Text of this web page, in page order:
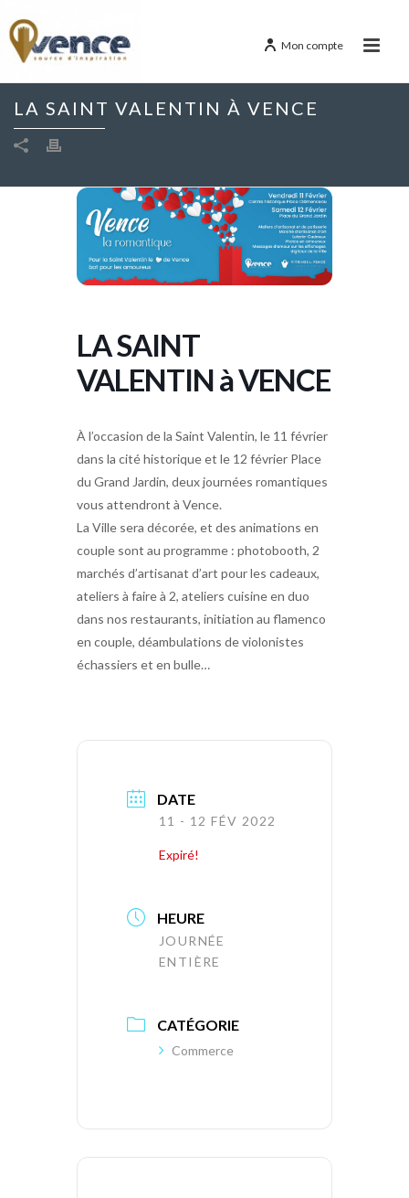
Mon compte
LA SAINT VALENTIN À VENCE
LA SAINT
VALENTIN à VENCE
À l’occasion de la Saint Valentin, le 11 février
dans la cité historique et le 12 février Place
du Grand Jardin, deux journées romantiques
vous attendront à Vence.
La Ville sera décorée, et des animations en
couple sont au programme : photobooth, 2
marchés d’artisanat d’art pour les cadeaux,
ateliers à faire à 2, ateliers cuisine en duo
dans nos restaurants, initiation au flamenco
en couple, déambulations de violonistes
échassiers et en bulle…
DATE
11 - 12 FÉV 2022
Expiré!
HEURE
JOURNÉE
ENTIÈRE
CATÉGORIE
Commerce